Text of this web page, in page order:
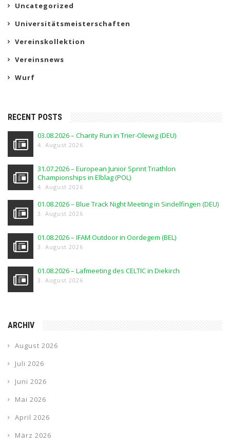
Uncategorized
Universitätsmeisterschaften
Vereinskollektion
Vereinsnews
Wurf
RECENT POSTS
03.08.2026 – Charity Run in Trier-Olewig (DEU)
4. August 2026
31.07.2026 – European Junior Sprint Triathlon
Championships in Elblag (POL)
4. August 2026
01.08.2026 – Blue Track Night Meeting in Sindelfingen (DEU)
3. August 2026
01.08.2026 – IFAM Outdoor in Oordegem (BEL)
3. August 2026
01.08.2026 – Lafmeeting des CELTIC in Diekirch
3. August 2026
ARCHIV
August 2026
Juli 2026
Juni 2026
Mai 2026
April 2026
März 2026